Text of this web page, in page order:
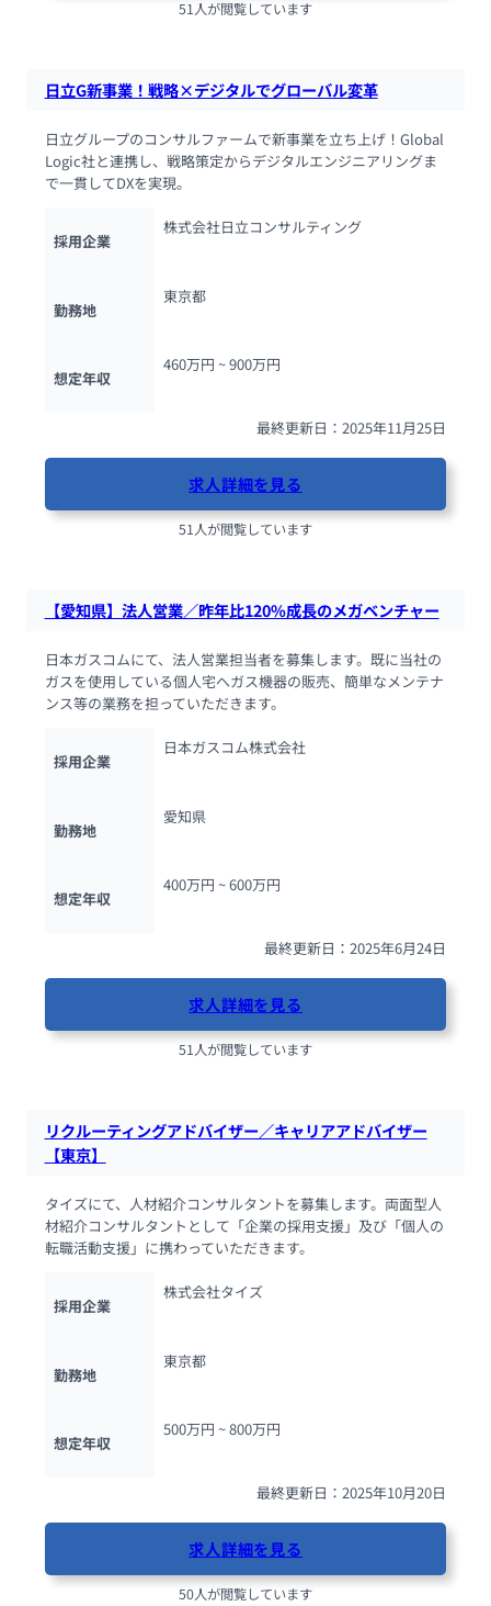
51人が閲覧しています
日立G新事業！戦略×デジタルでグローバル変革
日立グループのコンサルファームで新事業を立ち上げ！Global
Logic社と連携し、戦略策定からデジタルエンジニアリングま
で一貫してDXを実現。
採用企業
株式会社日立コンサルティング
勤務地
東京都
想定年収
460万円 ~ 900万円
最終更新日：2025年11月25日
求人詳細を見る
51人が閲覧しています
【愛知県】法人営業／昨年比120%成長のメガベンチャー
日本ガスコムにて、法人営業担当者を募集します。既に当社の
ガスを使用している個人宅へガス機器の販売、簡単なメンテナ
ンス等の業務を担っていただきます。
採用企業
日本ガスコム株式会社
勤務地
愛知県
想定年収
400万円 ~ 600万円
最終更新日：2025年6月24日
求人詳細を見る
51人が閲覧しています
リクルーティングアドバイザー／キャリアアドバイザー
【東京】
タイズにて、人材紹介コンサルタントを募集します。両面型人
材紹介コンサルタントとして「企業の採用支援」及び「個人の
転職活動支援」に携わっていただきます。
採用企業
株式会社タイズ
勤務地
東京都
想定年収
500万円 ~ 800万円
最終更新日：2025年10月20日
求人詳細を見る
50人が閲覧しています